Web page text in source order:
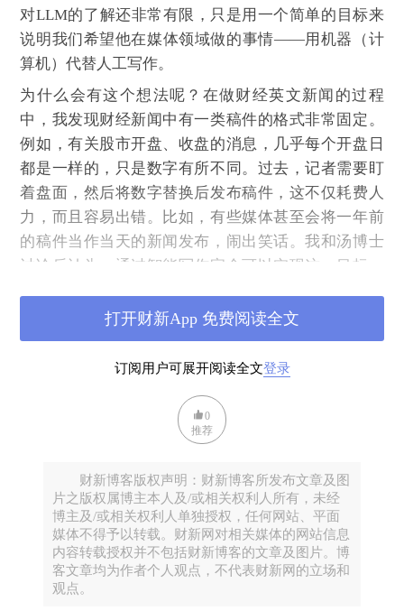
对LLM的了解还非常有限，只是用一个简单的目标来
说明我们希望他在媒体领域做的事情——用机器（计
算机）代替人工写作。
为什么会有这个想法呢？在做财经英文新闻的过程
中，我发现财经新闻中有一类稿件的格式非常固定。
例如，有关股市开盘、收盘的消息，几乎每个开盘日
都是一样的，只是数字有所不同。过去，记者需要盯
着盘面，然后将数字替换后发布稿件，这不仅耗费人
力，而且容易出错。比如，有些媒体甚至会将一年前
的稿件当作当天的新闻发布，闹出笑话。我和汤博士
讨论后认为，通过智能写作完全可以实现这一目标。
中的日期、指数、涨跌幅度等变成变量，并接入股市
信息系统以追踪这些变量，最终让机器自动生成稿
件。当时，路透社和彭博社也在开发类似的系统。
我还记得当计算机“吐出”第一篇稿件时，我非常激
动。我们很快将这个系统部署在网站上，效果相当不
错。然而，问题也随之而来。这种所谓的机器写作非
且适合这样写作的内容大多非常枯燥。看多了，连我
都感到厌倦。于是，我和汤博士讨论是否能让机器对
股市的变化进行一些分析，这便开始进入自然语言处
理的阶段。也是在这个时期，我开始接触到机器学
订阅用户可展开阅读全文登录
打开财新App 免费阅读全文
0
推荐
财新博客版权声明：财新博客所发布文章及图
片之版权属博主本人及/或相关权利人所有，未经
博主及/或相关权利人单独授权，任何网站、平面
媒体不得予以转载。财新网对相关媒体的网站信息
内容转载授权并不包括财新博客的文章及图片。博
客文章均为作者个人观点，不代表财新网的立场和
观点。